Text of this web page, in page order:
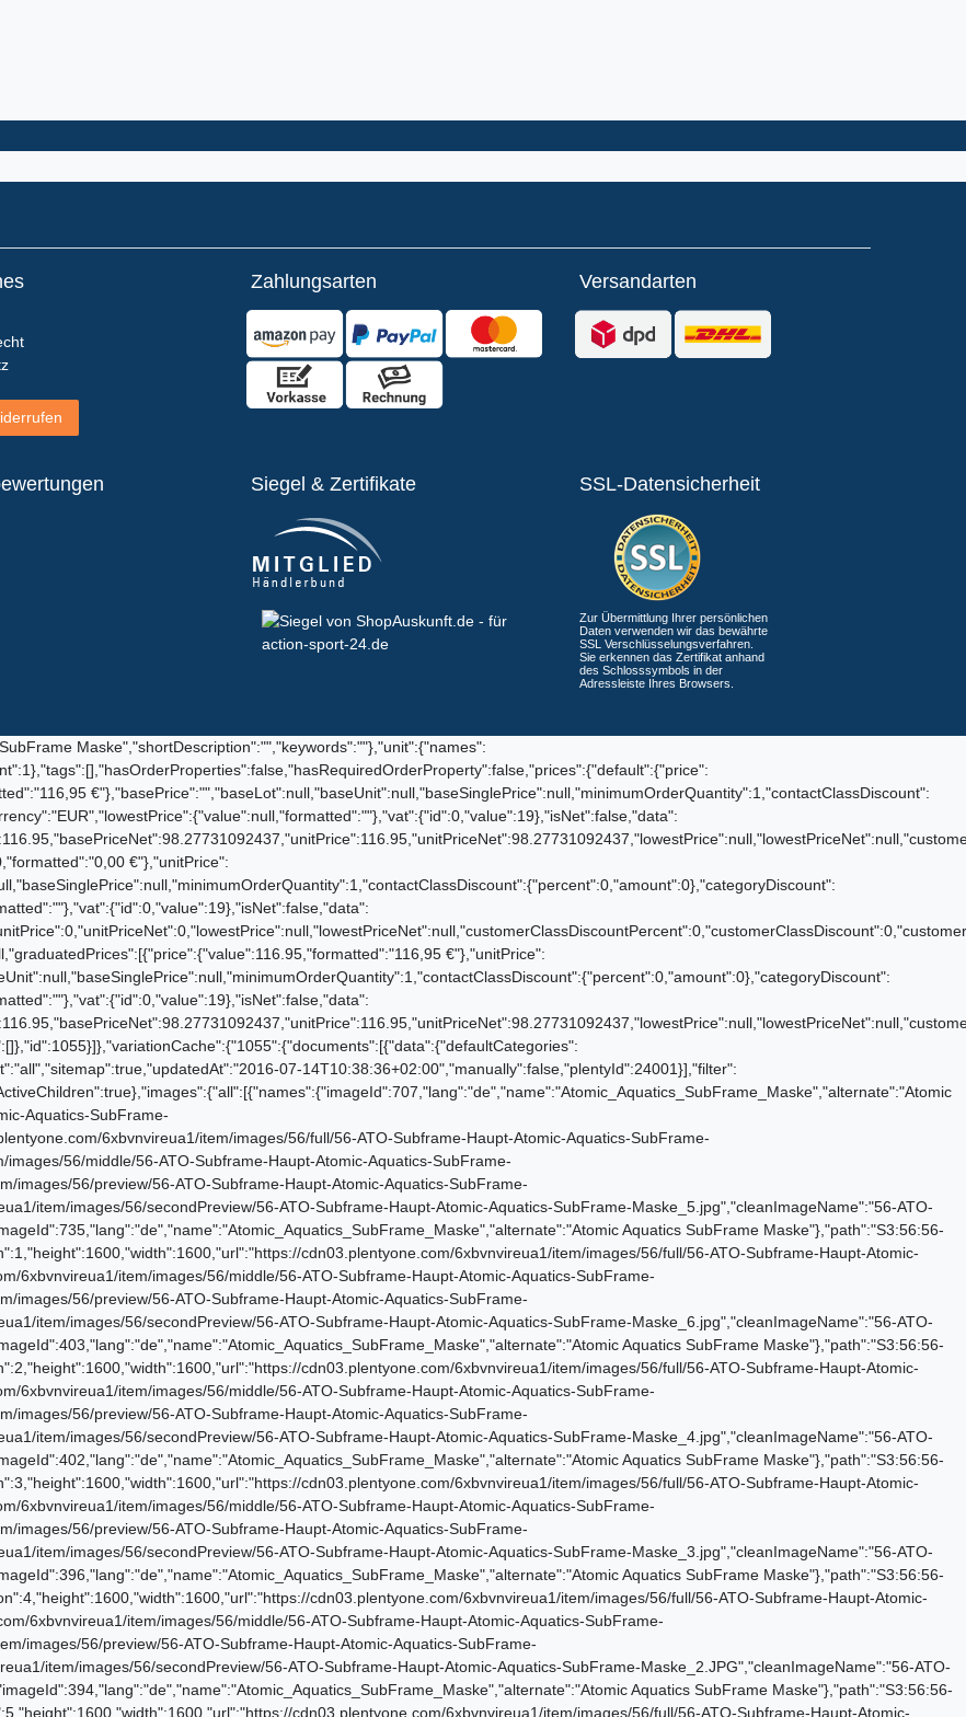
Zahlungsarten Versandarten
Siegel & Zertifikate SSL-Datensicherheit
Zur Übermittlung Ihrer persönlichen
Daten verwenden wir das bewährte
SSL Verschlüsselungsverfahren.
Sie erkennen das Zertifikat anhand
des Schlosssymbols in der
Adressleiste Ihres Browsers.
Subframe-Haupt-Atomic-Aquatics-SubFrame-Maske_4.jpg","position":2,"height":1600,"width":1600,"url":"https://cdn03.plentyone.com/6xbvnvireua1/item/images/56/full/56-ATO-Subframe-Haupt-Atomic-Aquatics-SubFrame-Maske_4.jpg","urlMiddle":"https://cdn03.plentyone.com/6xbvnvireua1/item/images/56/middle/56-ATO-Subframe-Haupt-Atomic-Aquatics-SubFrame-Maske_4.jpg","urlPreview":"https://cdn03.plentyone.com/6xbvnvireua1/item/images/56/preview/56-ATO-Subframe-Haupt-Atomic-Aquatics-SubFrame-Maske_4.jpg","urlSecondPreview":"https://cdn03.plentyone.com/6xbvnvireua1/item/images/56/secondPreview/56-ATO-Subframe-Haupt-Atomic-Aquatics-SubFrame-Maske_4.jpg","cleanImageName":"56-ATO-Subframe-Haupt-Atomic-Aquatics-SubFrame-Maske_4.jpg"},{"names":{"imageId":402,"lang":"de","name":"Atomic_Aquatics_SubFrame_Maske","alternate":"Atomic Aquatics SubFrame Maske"},"path":"S3:56:56-ATO-Subframe-Haupt-Atomic-Aquatics-SubFrame-Maske_3.jpg","position":3,"height":1600,"width":1600,"url":"https://cdn03.plentyone.com/6xbvnvireua1/item/images/56/full/56-ATO-Subframe-Haupt-Atomic-Aquatics-SubFrame-Maske_3.jpg","urlMiddle":"https://cdn03.plentyone.com/6xbvnvireua1/item/images/56/middle/56-ATO-Subframe-Haupt-Atomic-Aquatics-SubFrame-Maske_3.jpg","urlPreview":"https://cdn03.plentyone.com/6xbvnvireua1/item/images/56/preview/56-ATO-Subframe-Haupt-Atomic-Aquatics-SubFrame-Maske_3.jpg","urlSecondPreview":"https://cdn03.plentyone.com/6xbvnvireua1/item/images/56/secondPreview/56-ATO-Subframe-Haupt-Atomic-Aquatics-SubFrame-Maske_3.jpg","cleanImageName":"56-ATO-Subframe-Haupt-Atomic-Aquatics-SubFrame-Maske_3.jpg"},{"names":{"imageId":396,"lang":"de","name":"Atomic_Aquatics_SubFrame_Maske","alternate":"Atomic Aquatics SubFrame Maske"},"path":"S3:56:56-ATO-Subframe-Haupt-Atomic-Aquatics-SubFrame-Maske_2.JPG","position":4,"height":1600,"width":1600,"url":"https://cdn03.plentyone.com/6xbvnvireua1/item/images/56/full/56-ATO-Subframe-Haupt-Atomic-Aquatics-SubFrame-Maske_2.JPG","urlMiddle":"https://cdn03.plentyone.com/6xbvnvireua1/item/images/56/middle/56-ATO-Subframe-Haupt-Atomic-Aquatics-SubFrame-Maske_2.JPG","urlPreview":"https://cdn03.plentyone.com/6xbvnvireua1/item/images/56/preview/56-ATO-Subframe-Haupt-Atomic-Aquatics-SubFrame-Maske_2.JPG","urlSecondPreview":"https://cdn03.plentyone.com/6xbvnvireua1/item/images/56/secondPreview/56-ATO-Subframe-Haupt-Atomic-Aquatics-SubFrame-Maske_2.JPG","cleanImageName":"56-ATO-Subframe-Haupt-Atomic-Aquatics-SubFrame-Maske_2.JPG"},{"names":{"imageId":394,"lang":"de","name":"Atomic_Aquatics_SubFrame_Maske","alternate":"Atomic Aquatics SubFrame Maske"},"path":"S3:56:56-ATO-Subframe-Haupt-Atomic-Aquatics-SubFrame-Maske.JPG","position":5,"height":1600,"width":1600,"url":"https://cdn03.plentyone.com/6xbvnvireua1/item/images/56/full/56-ATO-Subframe-Haupt-Atomic-Aquatics-SubFrame-Maske.JPG","urlMiddle":"https://cdn03.plentyone.com/6xbvnvireua1/item/images/56/middle/56-ATO-Subframe-Haupt-Atomic-Aquatics-SubFrame-Maske.JPG","urlPreview":"https://cdn03.plentyone.com/6xbvnvireua1/item/images/56/preview/56-ATO-Subframe-Haupt-Atomic-Aquatics-SubFrame-Maske.JPG","urlSecondPreview":"https://cdn03.plentyone.com/6xbvnvireua1/item/images/56/secondPreview/56-ATO-Subframe-Haupt-Atomic-Aquatics-SubFrame-Maske.JPG","cleanImageName":"56-ATO-Subframe-Haupt-Atomic-Aquatics-SubFrame-Maske.JPG"},{"names":{"imageId":401,"lang":"de","name":"Atomic_Aquatics_SubFrame_Maske","alternate":"Atomic Aquatics SubFrame Maske"},"path":"S3:56:56-ATO-Subframe-Haupt-Atomic-Aquatics-SubFrame-Maske_2.jpg","position":6,"height":1600,"width":1600,"url":"https://cdn03.plentyone.com/6xbvnvireua1/item/images/56/full/56-ATO-Subframe-Haupt-Atomic-Aquatics-SubFrame-Maske_2.jpg","urlMiddle":"https://cdn03.plentyone.com/6xbvnvireua1/item/images/56/middle/56-ATO-Subframe-Haupt-Atomic-Aquatics-SubFrame-Maske_2.jpg","urlPreview":"https://cdn03.plentyone.com/6xbvnvireua1/item/images/56/preview/56-ATO-Subframe-Haupt-Atomic-Aquatics-SubFrame-Maske_2.jpg","urlSecondPreview":"https://cdn03.plentyone.com/6xbvnvireua1/item/images/56/secondPreview/56-ATO-Subframe-Haupt-Atomic-Aquatics-SubFrame-Maske_2.jpg","cleanImageName":"56-ATO-Subframe-Haupt-Atomic-Aquatics-SubFrame-Maske_2.jpg"},{"names":{"imageId":400,"lang":"de","name":"Atomic_Aquatics_SubFrame_Maske","alternate":"Atomic Aquatics SubFrame Maske"},"path":"S3:56:56-ATO-Subframe-Haupt-Atomic-Aquatics-SubFrame-Maske_4.JPG","position":7,"height":1600,"width":1600,"url":"https://cdn03.plentyone.com/6xbvnvireua1/item/images/56/full/56-ATO-Subframe-Haupt-Atomic-Aquatics-SubFrame-Maske_4.JPG","urlMiddle":"https://cdn03.plentyone.com/6xbvnvireua1/item/images/5